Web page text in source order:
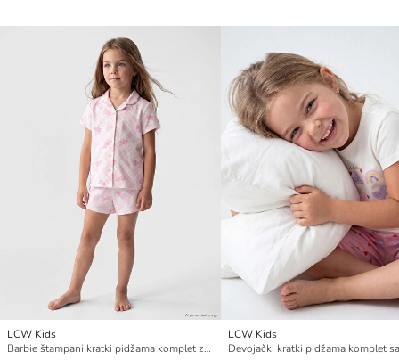
LCW Kids
Barbie štampani kratki pidžama komplet za devojčice
LCW Kids